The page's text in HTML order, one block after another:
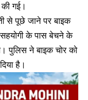
गई।
से पूछे जाने पर बाइक
के पास बेचने के
पुलिस ने बाइक चोर को
है।